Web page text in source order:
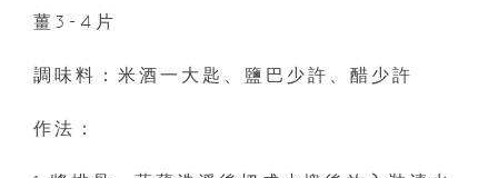
薑3-4片
調味料：米酒一大匙、鹽巴少許、醋少許
作法：